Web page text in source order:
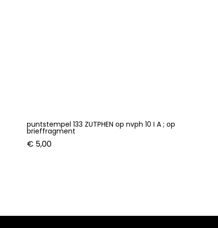
puntstempel 133 ZUTPHEN op nvph 10 I A ; op
brieffragment
€ 5,00